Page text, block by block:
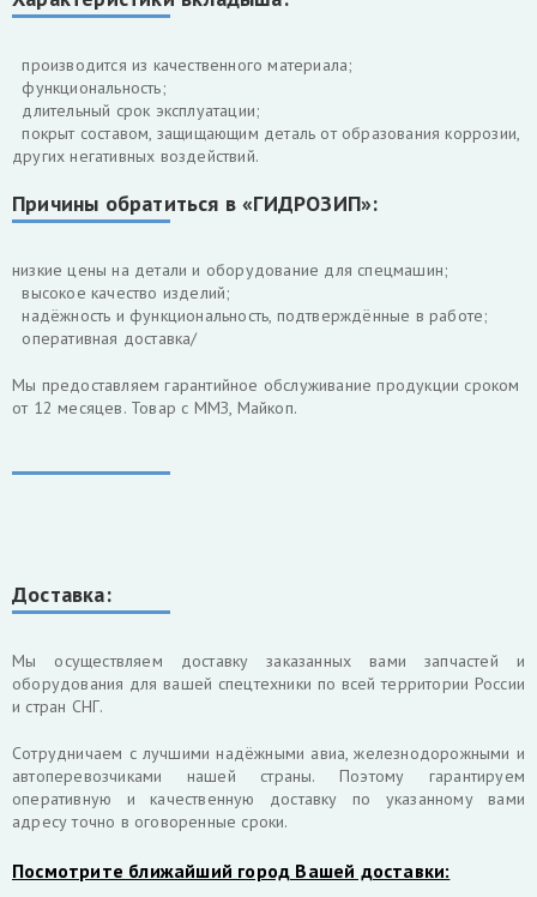
производится из качественного материала;
функциональность;
длительный срок эксплуатации;
покрыт составом, защищающим деталь от образования коррозии,
других негативных воздействий.
Причины обратиться в «ГИДРОЗИП»:
низкие цены на детали и оборудование для спецмашин;
высокое качество изделий;
надёжность и функциональность, подтверждённые в работе;
оперативная доставка/
Мы предоставляем гарантийное обслуживание продукции сроком
от 12 месяцев. Товар с ММЗ, Майкоп.
Доставка:
Мы осуществляем доставку заказанных вами запчастей и
оборудования для вашей спецтехники по всей территории России
и стран СНГ.
Cотрудничаем с лучшими надёжными авиа, железнодорожными и
автоперевозчиками нашей страны. Поэтому гарантируем
оперативную и качественную доставку по указанному вами
адресу точно в оговоренные сроки.
Посмотрите ближайший город Вашей доставки: